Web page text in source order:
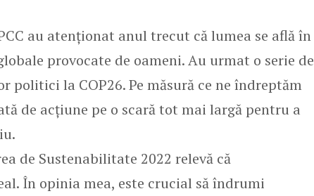
au atenționat anul trecut că lumea se află în
provocate de oameni. Au urmat o serie de
politici la COP26. Pe măsură ce ne îndreptăm
de acțiune pe o scară tot mai largă pentru a
de Sustenabilitate 2022 relevă că
În opinia mea, este crucial să îndrumi